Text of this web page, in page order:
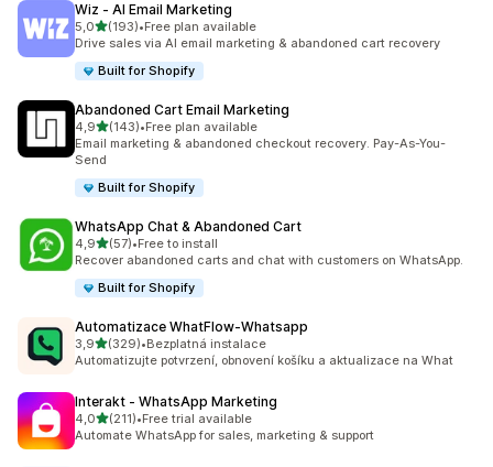
Wiz ‑ AI Email Marketing
5,0z 5 hvězd
(193)
Celkový počet recenzí: 193
•Free plan available
Drive sales via AI email marketing & abandoned cart recovery
Built for Shopify
Abandoned Cart Email Marketing
4,9z 5 hvězd
(143)
Celkový počet recenzí: 143
•Free plan available
Email marketing & abandoned checkout recovery. Pay-As-You-
Send
Built for Shopify
WhatsApp Chat & Abandoned Cart
4,9z 5 hvězd
(57)
Celkový počet recenzí: 57
•Free to install
Recover abandoned carts and chat with customers on WhatsApp.
Built for Shopify
Automatizace WhatFlow‑Whatsapp
3,9z 5 hvězd
(329)
Celkový počet recenzí: 329
•Bezplatná instalace
Automatizujte potvrzení, obnovení košíku a aktualizace na What
Interakt ‑ WhatsApp Marketing
4,0z 5 hvězd
(211)
Celkový počet recenzí: 211
•Free trial available
Automate WhatsApp for sales, marketing & support